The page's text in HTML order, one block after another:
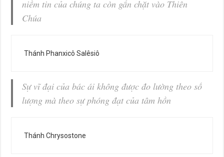
niềm tin của chúng ta còn gắn chặt vào Thiên
Chúa
Thánh Phanxicô Salêsiô
Sự vĩ đại của bác ái không được đo lường theo số
lượng mà theo sự phóng đạt của tâm hồn
Thánh Chrysostone